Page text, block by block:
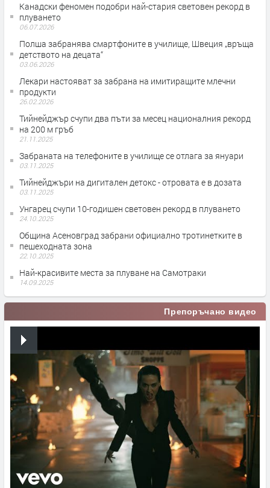
Канадски феномен подобри най-стария световен рекорд в
плуването
06.07.2026
Полша забранява смартфоните в училище, Швеция „връща
детството на децата“
03.06.2026
Лекари настояват за забрана на имитиращите млечни
продукти
26.02.2026
Тийнейджър счупи два пъти за месец националния рекорд
на 200 м гръб
21.11.2025
Забраната на телефоните в училище се отлага за януари
03.11.2025
Тийнейджъри на дигитален детокс - отровата е в дозата
03.11.2025
Унгарец счупи 10-годишен световен рекорд в плуването
24.10.2025
Община Асеновград забрани официално тротинетките в
пешеходната зона
22.10.2025
Най-красивите места за плуване на Самотраки
14.09.2025
Препоръчано видео